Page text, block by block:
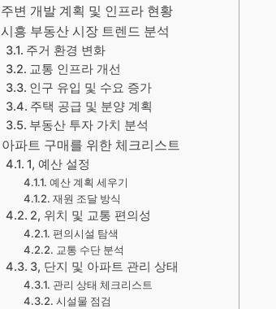
주변 개발 계획 및 인프라 현황
시흥 부동산 시장 트렌드 분석
주거 환경 변화
교통 인프라 개선
인구 유입 및 수요 증가
주택 공급 및 분양 계획
부동산 투자 가치 분석
아파트 구매를 위한 체크리스트
1, 예산 설정
예산 계획 세우기
재원 조달 방식
2, 위치 및 교통 편의성
편의시설 탐색
교통 수단 분석
3, 단지 및 아파트 관리 상태
관리 상태 체크리스트
시설물 점검